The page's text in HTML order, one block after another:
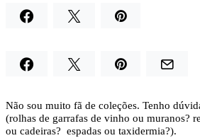
Não sou muito fã de coleções. Tenho
(rolhas de garrafas de vinho ou muranos?
ou cadeiras? espadas ou taxidermia?).